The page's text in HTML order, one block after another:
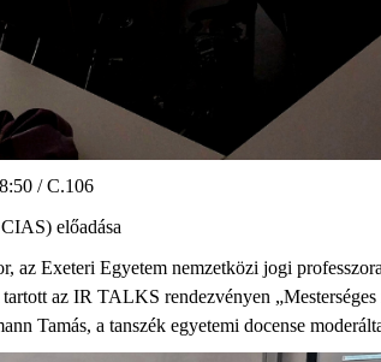
/ C.106
előadása
az Exeteri Egyetem nemzetközi jogi
az IR TALKS rendezvényen
Tamás, a tanszék egyetemi docense